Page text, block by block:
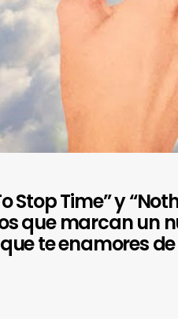
Stop Time” y
que marcan un
te enamores